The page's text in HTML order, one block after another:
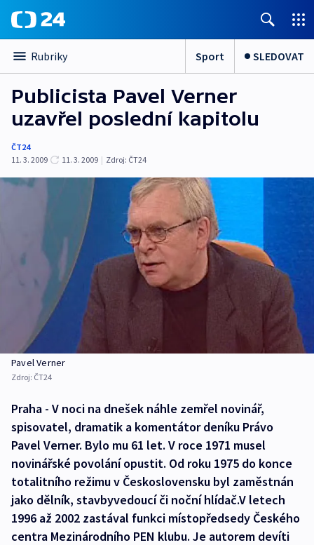
Rubriky Sport SLEDOVAT
Publicista Pavel Verner
uzavřel poslední kapitolu
ČT24
11. 3. 2009
11. 3. 2009 | Zdroj: ČT24
Pavel Verner
Zdroj: ČT24
Praha - V noci na dnešek náhle zemřel novinář,
spisovatel, dramatik a komentátor deníku Právo
Pavel Verner. Bylo mu 61 let. V roce 1971 musel
novinářské povolání opustit. Od roku 1975 do konce
totalitního režimu v Československu byl zaměstnán
jako dělník, stavbyvedoucí či noční hlídač.V letech
1996 až 2002 zastával funkci místopředsedy Českého
centra Mezinárodního PEN klubu. Je autorem devíti